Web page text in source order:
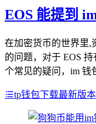
EOS 能提到
在加密货币的世界里,
的问题，对于 EOS
个常见的疑问，im 钱
tp钱包下载最新版本